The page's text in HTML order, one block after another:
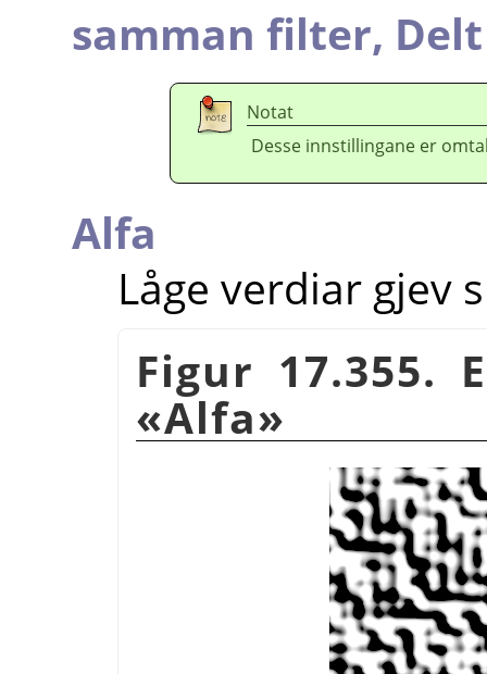
samman filter,
Notat
Desse innstillingane er
Alfa
Låge verdiar gjev
Figur 17.355.
«Alfa»